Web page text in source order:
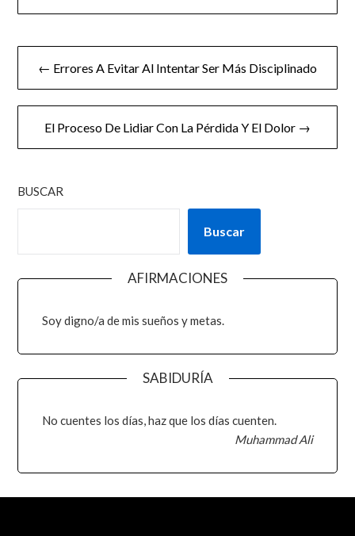
← Errores A Evitar Al Intentar Ser Más Disciplinado
El Proceso De Lidiar Con La Pérdida Y El Dolor →
BUSCAR
Buscar
AFIRMACIONES
Soy digno/a de mis sueños y metas.
SABIDURÍA
No cuentes los días, haz que los días cuenten.
Muhammad Ali